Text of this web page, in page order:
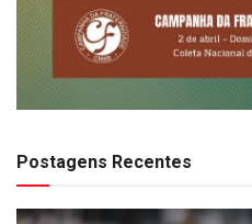
Postagens Recentes